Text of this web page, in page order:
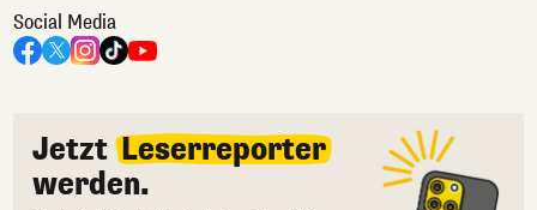
Social Media
Jetzt Leserreporter
werden.